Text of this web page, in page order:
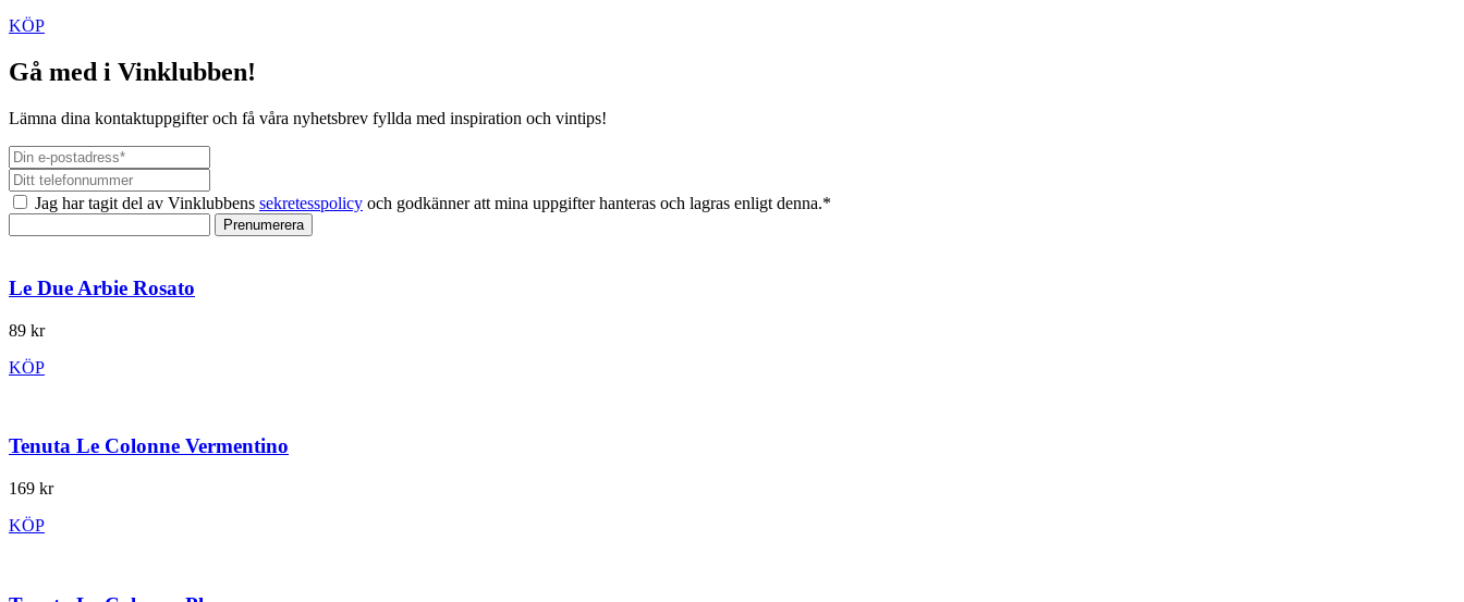
KÖP
Gå med i Vinklubben!
Lämna dina kontaktuppgifter och få våra nyhetsbrev fyllda med inspiration och vintips!
Jag har tagit del av Vinklubbens sekretesspolicy och godkänner att mina uppgifter hanteras och lagras enligt denna.*
Prenumerera
Le Due Arbie Rosato
89 kr
KÖP
Tenuta Le Colonne Vermentino
169 kr
KÖP